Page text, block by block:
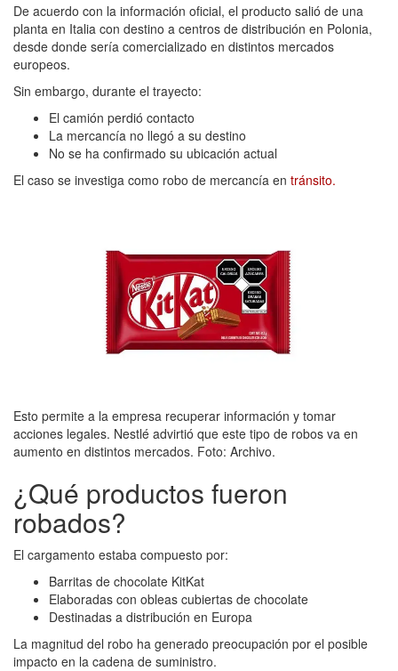
De acuerdo con la información oficial, el producto salió de una
planta en Italia con destino a centros de distribución en Polonia,
desde donde sería comercializado en distintos mercados
europeos.
Sin embargo, durante el trayecto:
El camión perdió contacto
La mercancía no llegó a su destino
No se ha confirmado su ubicación actual
El caso se investiga como robo de mercancía en tránsito.
Esto permite a la empresa recuperar información y tomar
acciones legales. Nestlé advirtió que este tipo de robos va en
aumento en distintos mercados. Foto: Archivo.
¿Qué productos fueron
robados?
El cargamento estaba compuesto por:
Barritas de chocolate KitKat
Elaboradas con obleas cubiertas de chocolate
Destinadas a distribución en Europa
La magnitud del robo ha generado preocupación por el posible
impacto en la cadena de suministro.